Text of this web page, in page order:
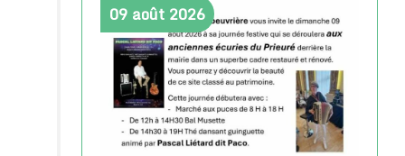
09 août 2026